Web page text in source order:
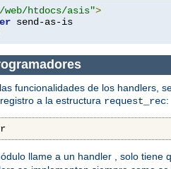
web/htdocs/asis">
funcionalidades de los handlers,
a la estructura request_rec:
llame a un handler , solo tiene